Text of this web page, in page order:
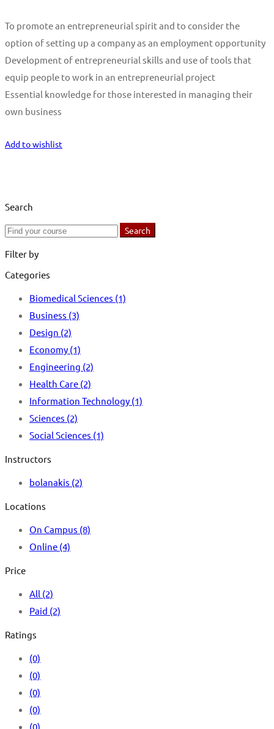
To promote an entrepreneurial spirit and to consider the
option of setting up a company as an employment opportunity
Development of entrepreneurial skills and use of tools that
equip people to work in an entrepreneurial project
Essential knowledge for those interested in managing their
own business
Add to wishlist
Search
Search
Search
Filter by
Categories
Biomedical Sciences (1)
Business (3)
Design (2)
Economy (1)
Engineering (2)
Health Care (2)
Information Technology (1)
Sciences (2)
Social Sciences (1)
Instructors
bolanakis (2)
Locations
On Campus (8)
Online (4)
Price
All (2)
Paid (2)
Ratings
(0)
(0)
(0)
(0)
(0)